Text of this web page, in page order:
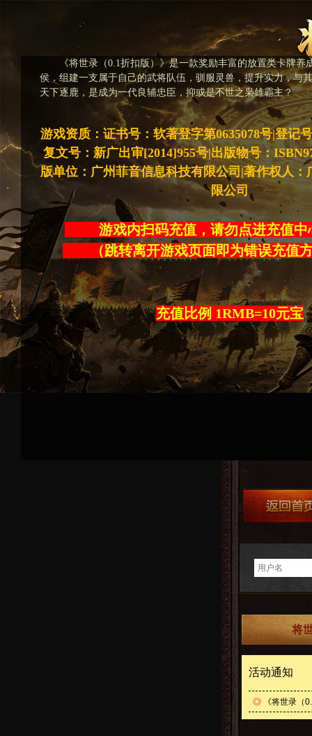
《将世录（0.1折扣版）》是一款奖励丰富的放置类卡牌养
侯，组建一支属于自己的武将队伍，驯服灵兽，提升实力，与
天下逐鹿，是成为一代良辅忠臣，抑或是不世之枭雄霸主？
游戏资质：证书号：软著登字第0635078号|登记
复文号：新广出审[2014]955号|出版物号：
版单位：广州菲音信息科技有限公司|著作权人：
限公司
游戏内扫码充值，请勿点进充
（跳转离开游戏页面即为错误
充值比例 1RMB=10元宝
将
活动通知
◎ 《将世录（